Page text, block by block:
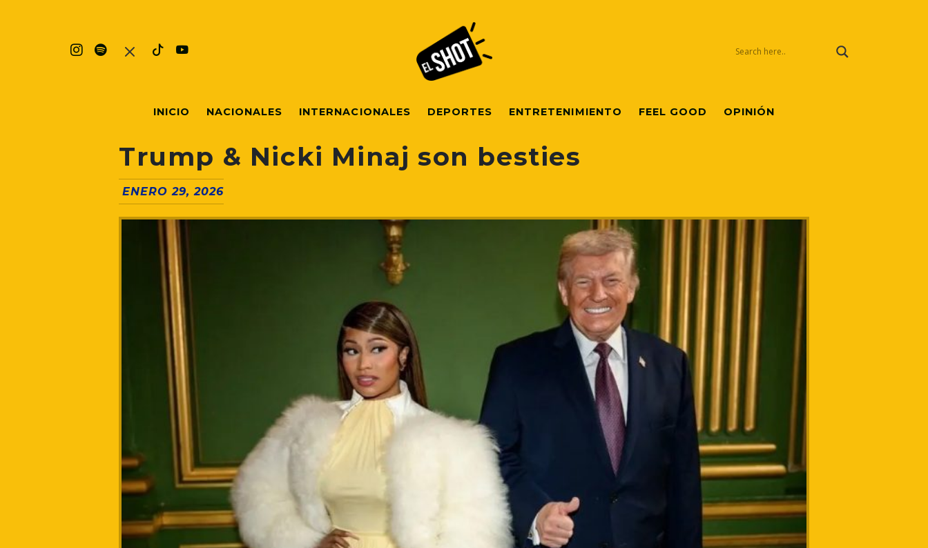
INICIO NACIONALES INTERNACIONALES DEPORTES ENTRETENIMIENTO FEEL GOOD OPINIÓN
Trump & Nicki Minaj son besties
ENERO 29, 2026